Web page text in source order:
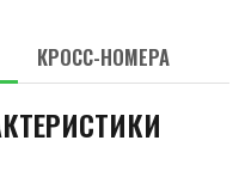
КРОСС-НОМЕРА